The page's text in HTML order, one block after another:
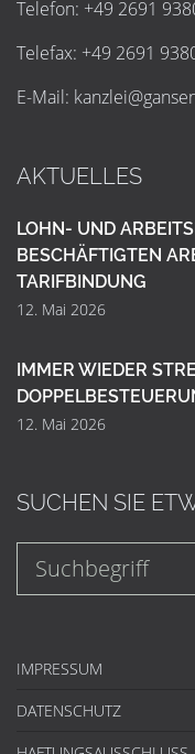
Telefon: +49 2691
Telefax: +49 2691
E-Mail: kanzlei@ganse
AKTUELLES
LOHN- UND
BESCHÄFTIGTEN
TARIFBINDUNG
12. Mai 2026
IMMER WIEDER
12. Mai 2026
SUCHEN SIE
IMPRESSUM
DATENSCHUTZ